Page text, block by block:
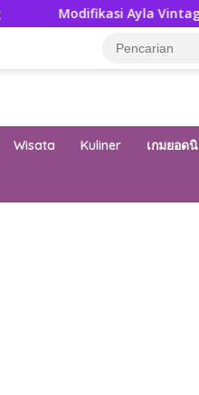
Ayla Vintage dan Gran
Wisata Kuliner เกมยอด